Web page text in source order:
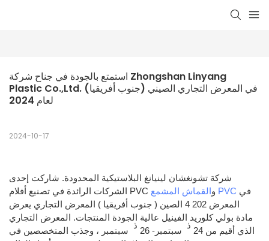
استمتع بالجودة في جناح شركة Zhongshan Linyang
Plastic Co.,Ltd. في المعرض التجاري الصيني (جنوب أفريقيا)
لعام 2024
2024-10-17
شركة تشونغشان لينيانغ البلاستيكية المحدودة. شاركت إحدى
الشركات الرائدة في تصنيع أفلام PVC و القماش المشمع PVC
المعرض 202
4 الصين ( جنوب أفريقيا ) المعرض التجاري يعرض
مادة بولي كلوريد الفينيل عالية الجودة المنتجات. المعرض التجاري
الذي أقيم من 24
ذ
سبتمبر- 26
ذ
سبتمبر ، وجذب المتخصصين في